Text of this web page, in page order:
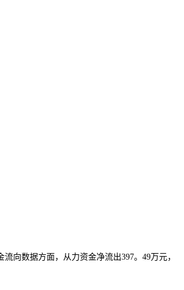
向数据方面，从力资金净流出397。49万元，